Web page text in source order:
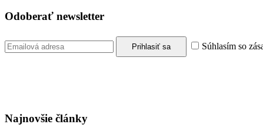
Odoberať newsletter
Súhlasím so
Najnovšie články